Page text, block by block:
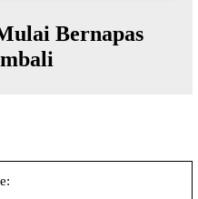
Bernapas